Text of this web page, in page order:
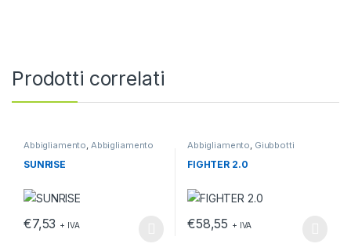
Prodotti correlati
Abbigliamento Abbigliamento
da lavoro T-shirt
SUNRISE
€7,53 + IVA
Abbigliamento Giubbotti
FIGHTER 2.0
€58,55 + IVA